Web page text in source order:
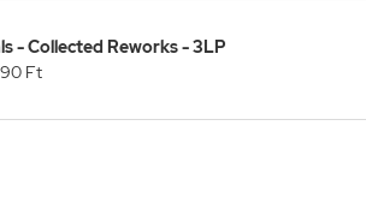
- Collected Reworks - 3LP
Ft